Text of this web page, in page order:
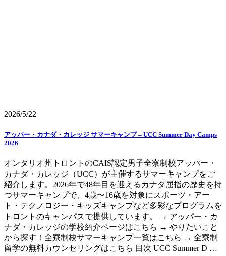
2026/5/22
アッパー・カナダ・カレッジ サマーキャンプ – UCC Summer Day Camps
2026
オンタリオ州トロントのCAIS認定男子全寮制校アッパー・
カナダ・カレッジ（UCC）が主催するサマーキャンプをご
紹介します。2026年で48年目を迎えるカナダ屈指の歴史を持
つサマーキャンプで、4歳〜16歳を対象にスポーツ・アー
ト・テクノロジー・キッズキャンプなど多彩なプログラムを
トロントのキャンパスで提供しています。 → アッパー・カ
ナダ・カレッジの学校紹介ページはこちら → やりたいこと
から探す！全寮制校サマーキャンプ一覧はこちら → 全寮制
留学の無料カウンセリングはこちら 目次 UCC Summer D …